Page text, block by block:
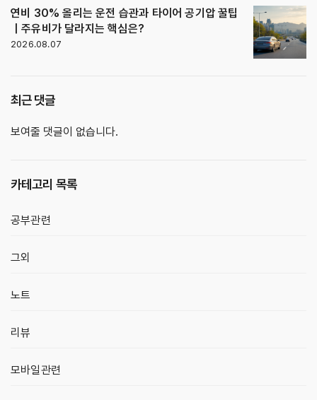
연비 30% 올리는 운전 습관과 타이어 공기압 꿀팁
｜주유비가 달라지는 핵심은?
2026.08.07
최근 댓글
보여줄 댓글이 없습니다.
카테고리 목록
공부관련
그외
노트
리뷰
모바일관련